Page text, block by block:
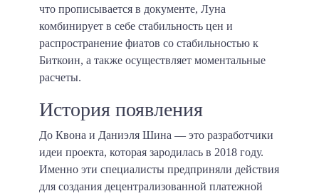
что прописывается в документе, Луна
комбинирует в себе стабильность цен и
распространение фиатов со стабильностью к
Биткоин, а также осуществляет моментальные
расчеты.
История появления
До Квона и Даниэля Шина — это разработчики
идеи проекта, которая зародилась в 2018 году.
Именно эти специалисты предприняли действия
для создания децентрализованной платежной